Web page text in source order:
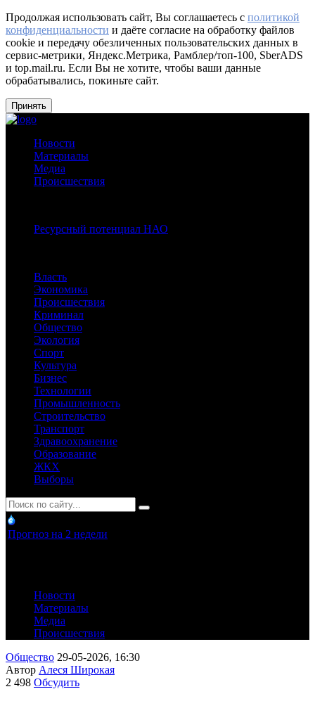
Продолжая использовать сайт, Вы соглашаетесь с политикой
конфиденциальности и даёте согласие на обработку файлов
cookie и передачу обезличенных пользовательских данных в
сервис-метрики, Яндекс.Метрика, Рамблер/топ-100, SberADS
и top.mail.ru. Если Вы не хотите, чтобы ваши данные
обрабатывались, покиньте сайт.
Принять
Новости
Материалы
Медиа
Происшествия
Ресурсный потенциал НАО
Власть
Экономика
Происшествия
Криминал
Общество
Экология
Спорт
Культура
Бизнес
Технологии
Промышленность
Строительство
Транспорт
Здравоохранение
Образование
ЖКХ
Выборы
Прогноз на 2 недели
Новости
Материалы
Медиа
Происшествия
Общество 29-05-2026, 16:30
Автор Алеся Широкая
2 498 Обсудить